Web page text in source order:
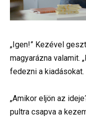
„Igen!” Kezével
magyarázna valamit.
fedezni a
„Amikor eljön az
pultra csapva a